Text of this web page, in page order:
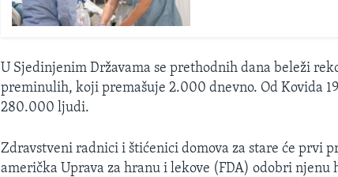
U Sjedinjenim Državama se prethodnih dana beleži
preminulih, koji premašuje 2.000 dnevno. Od Kovida
280.000 ljudi.
Zdravstveni radnici i štićenici domova za stare će prvi
američka Uprava za hranu i lekove (FDA) odobri njenu